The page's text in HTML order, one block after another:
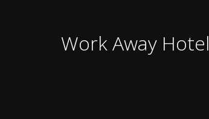
Work Away Hotel